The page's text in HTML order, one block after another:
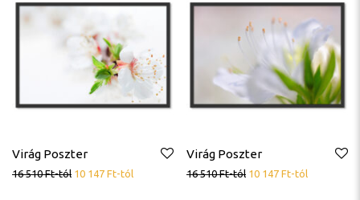
Virág Poszter
16 510Ft-tól 10 147 Ft-tól
Virág Poszter
16 510Ft-tól 10 147 Ft-tól